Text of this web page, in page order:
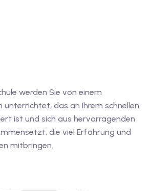
werden Sie von einem
das an Ihrem schnellen
ist und sich aus hervorragenden
die viel Erfahrung und
mitbringen.